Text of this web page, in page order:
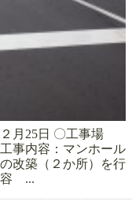
月25日 〇工事場
事内容：マンホール
改築（２か所）を行
容 ...